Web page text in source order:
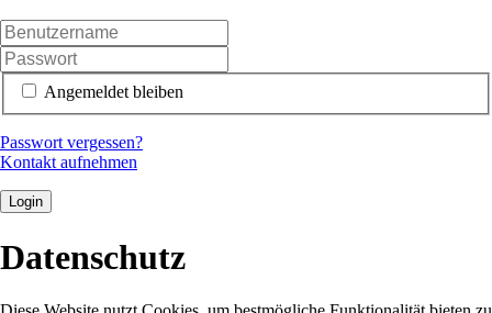
Angemeldet bleiben
Passwort vergessen?
Kontakt aufnehmen
Login
Datenschutz